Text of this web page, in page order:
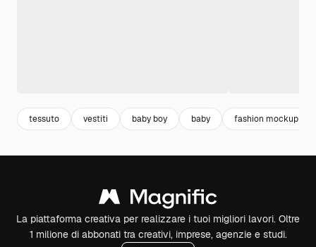
tessuto vestiti baby boy baby fashion mockup
La piattaforma creativa per realizzare i tuoi migliori lavori. Oltre
1 milione di abbonati tra creativi, imprese, agenzie e studi.